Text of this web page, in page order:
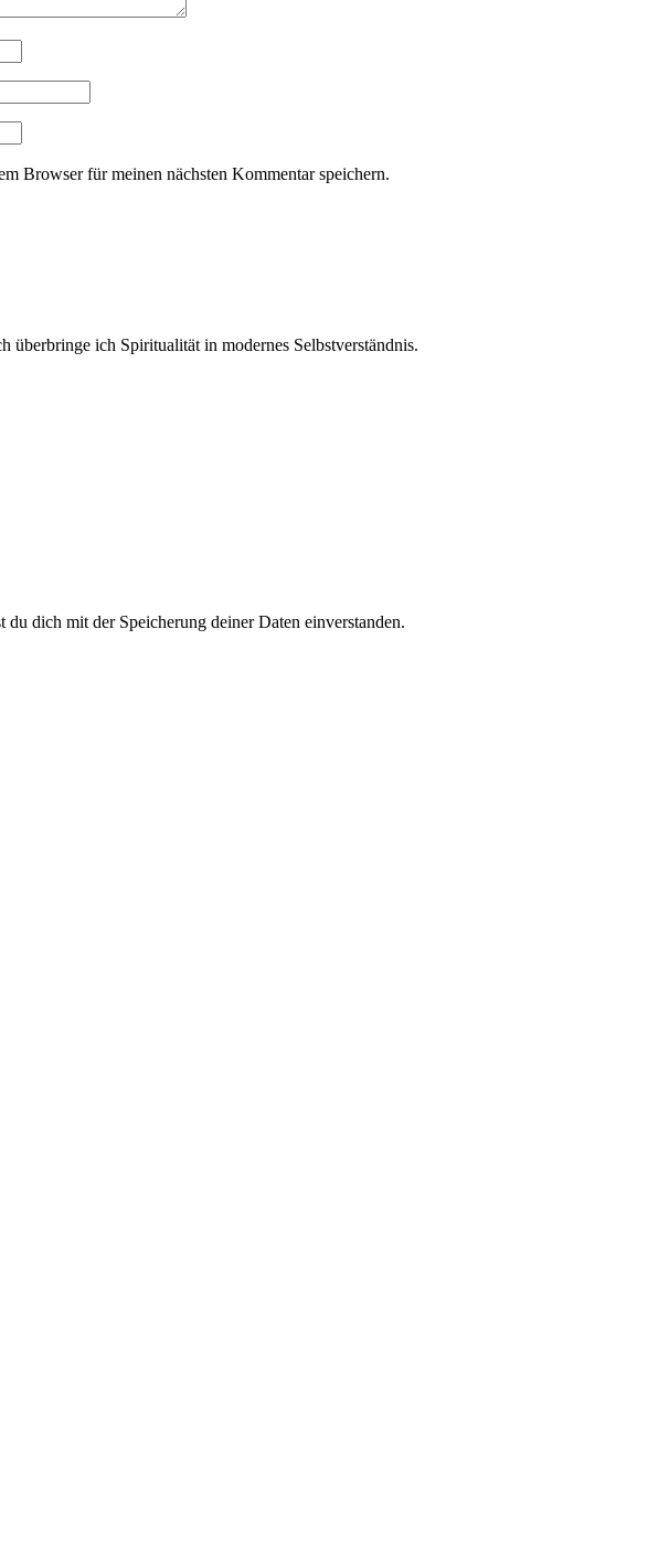
Browser für meinen nächsten Kommentar speichern.
überbringe ich Spiritualität in modernes Selbstverständnis.
dich mit der Speicherung deiner Daten einverstanden.